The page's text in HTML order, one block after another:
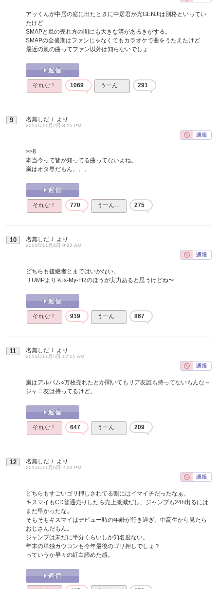
アッくんが中居の窓に出たときに中居君が光GENJIは別格といってい
たけど
SMAPと嵐の売れ方の間にも大きな溝があるきがする。
SMAPの全盛期はファンじゃなくてもカラオケで曲をうたえたけど
最近の嵐の曲ってファン以外は知らないでしょ
それな！ 1069 うーん… 291
9 名無しだＪ より
2015年11月2日 8:15 PM
>>8
本当今って皆が知ってる曲ってないよね。
嵐はオタ専だもん。。。
それな！ 770 うーん… 275
10 名無しだＪ より
2015年11月4日 9:22 AM
どちらも後継者とまではいかない。
ＪUMPよりＫis-My-Ft2のほうが実力あると思うけどね〜
それな！ 919 うーん… 867
11 名無しだＪ より
2015年11月5日 12:11 AM
嵐はアルバム○万枚売れたとか聞いてもリア友誰も持ってないもんな～
ジャニ友は持ってるけど。
それな！ 647 うーん… 209
12 名無しだＪ より
2015年11月6日 2:00 PM
どちらもすごいゴリ押しされてる割にはイマイチだったなぁ。
キスマイもCD普通売りしたら売上激減だし、ジャンプも24h出るには
まだ早かったな。
そもそもキスマイはデビュー時の年齢が行き過ぎ。中高生から見たら
おじさんだもん。
ジャンプは未だに半分くらいしか知名度ない。
年末の単独カウコンも今年最後のゴリ押しでしょ？
っていうか早々の紅白諦めた感。